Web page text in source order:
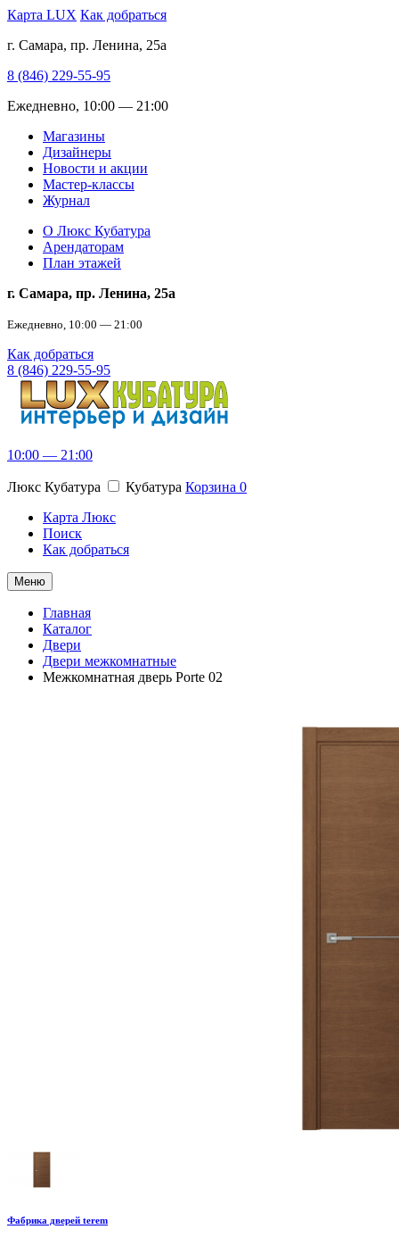
Карта LUX Как добраться
г. Самара, пр. Ленина, 25а
8 (846) 229-55-95
Ежедневно, 10:00 — 21:00
Магазины
Дизайнеры
Новости и акции
Мастер-классы
Журнал
О Люкс Кубатура
Арендаторам
План этажей
г. Самара, пр. Ленина, 25а
Ежедневно, 10:00 — 21:00
Как добраться
8 (846) 229-55-95
10:00 — 21:00
Люкс Кубатура Кубатура Корзина 0
Карта Люкс
Поиск
Как добраться
Меню
Главная
Каталог
Двери
Двери межкомнатные
Межкомнатная дверь Porte 02
Фабрика дверей terem